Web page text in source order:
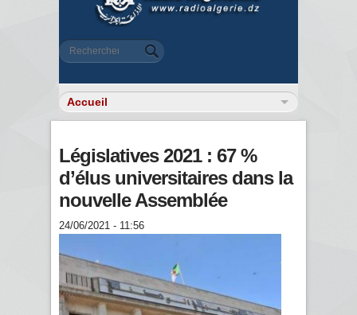
Formulaire de recherche
Rechercher
Législatives 2021 : 67 %
d’élus universitaires dans la
nouvelle Assemblée
24/06/2021 - 11:56